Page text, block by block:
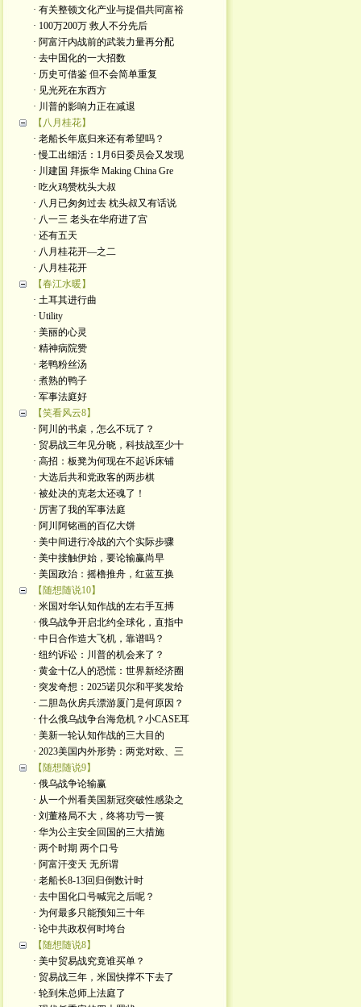
· 有关整顿文化产业与提倡共同富裕
· 100万200万 救人不分先后
· 阿富汗内战前的武装力量再分配
· 去中国化的一大招数
· 历史可借鉴 但不会简单重复
· 见光死在东西方
· 川普的影响力正在减退
【八月桂花】
· 老船长年底归来还有希望吗？
· 慢工出细活：1月6日委员会又发现
· 川建国 拜振华 Making China Gre
· 吃火鸡赞枕头大叔
· 八月已匆匆过去 枕头叔又有话说
· 八一三 老头在华府进了宫
· 还有五天
· 八月桂花开—之二
· 八月桂花开
【春江水暖】
· 土耳其进行曲
· Utility
· 美丽的心灵
· 精神病院赞
· 老鸭粉丝汤
· 煮熟的鸭子
· 军事法庭好
【笑看风云8】
· 阿川的书桌，怎么不玩了？
· 贸易战三年见分晓，科技战至少十
· 高招：板凳为何现在不起诉床铺
· 大选后共和党政客的两步棋
· 被处决的克老太还魂了！
· 厉害了我的军事法庭
· 阿川阿铭画的百亿大饼
· 美中间进行冷战的六个实际步骤
· 美中接触伊始，要论输赢尚早
· 美国政治：摇橹推舟，红蓝互换
【随想随说10】
· 米国对华认知作战的左右手互搏
· 俄乌战争开启北约全球化，直指中
· 中日合作造大飞机，靠谱吗？
· 纽约诉讼：川普的机会来了？
· 黄金十亿人的恐慌：世界新经济圈
· 突发奇想：2025诺贝尔和平奖发给
· 二胆岛伙房兵漂游厦门是何原因？
· 什么俄乌战争台海危机？小CASE耳
· 美新一轮认知作战的三大目的
· 2023美国内外形势：两党对欧、三
【随想随说9】
· 俄乌战争论输赢
· 从一个州看美国新冠突破性感染之
· 刘董格局不大，终将功亏一篑
· 华为公主安全回国的三大措施
· 两个时期 两个口号
· 阿富汗变天 无所谓
· 老船长8-13回归倒数计时
· 去中国化口号喊完之后呢？
· 为何最多只能预知三十年
· 论中共政权何时垮台
【随想随说8】
· 美中贸易战究竟谁买单？
· 贸易战三年，米国快撑不下去了
· 轮到朱总师上法庭了